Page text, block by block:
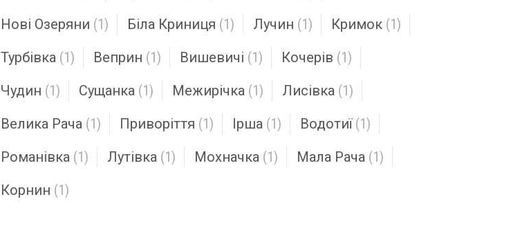
Нові Озеряни (1) Біла Криниця (1) Лучин (1) Кримок (1)
Турбівка (1) Веприн (1) Вишевичі (1) Кочерів (1)
Чудин (1) Сущанка (1) Межирічка (1) Лисівка (1)
Велика Рача (1) Приворіття (1) Ірша (1) Водотиї (1)
Романівка (1) Лутівка (1) Мохначка (1) Мала Рача (1)
Корнин (1)